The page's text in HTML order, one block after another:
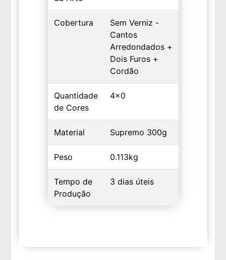
Cobertura
Sem Verniz -
Cantos
Arredondados +
Dois Furos +
Cordão
Quantidade
de Cores
4x0
Material Supremo 300g
Peso 0.113kg
Tempo de
Produção
3 dias úteis